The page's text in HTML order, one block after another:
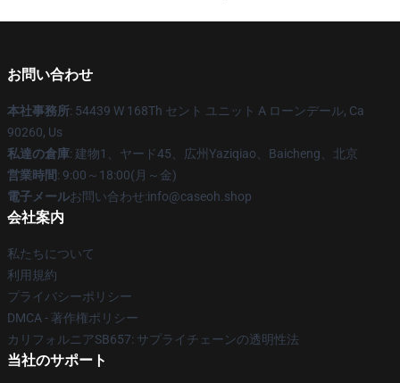
お問い合わせ
本社事務所: 54439 W 168Th セント ユニット A ローンデール, Ca
90260, Us
私達の倉庫: 建物1、ヤード45、広州Yaziqiao、Baicheng、北京
営業時間: 9:00～18:00(月～金)
電子メールお問い合わせ:info@caseoh.shop
会社案内
私たちについて
利用規約
プライバシーポリシー
DMCA - 著作権ポリシー
カリフォルニアSB657: サプライチェーンの透明性法
当社のサポート